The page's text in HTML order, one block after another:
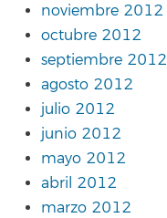
noviembre 2012
octubre 2012
septiembre 2012
agosto 2012
julio 2012
junio 2012
mayo 2012
abril 2012
marzo 2012